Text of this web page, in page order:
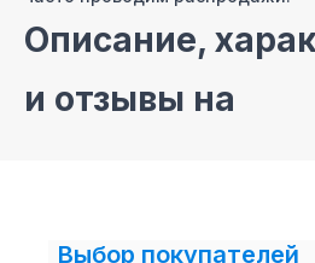
Описание,
и отзывы на
Выбор покупателей